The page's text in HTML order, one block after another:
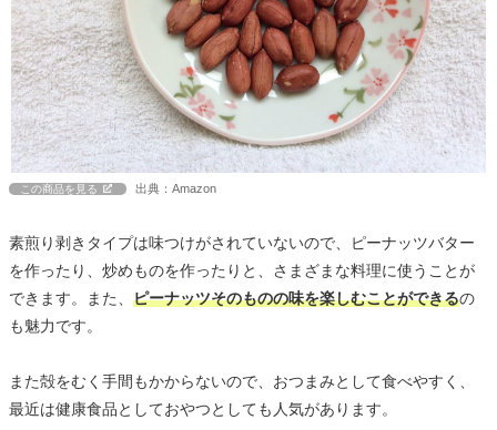
この商品を見る 出典：Amazon
素煎り剥きタイプは味つけがされていないので、ピーナッツバター
を作ったり、炒めものを作ったりと、さまざまな料理に使うことが
できます。また、 ピーナッツそのものの味を楽しむことができるの
も魅力です。
また殻をむく手間もかからないので、おつまみとして食べやすく、
最近は健康食品としておやつとしても人気があります。